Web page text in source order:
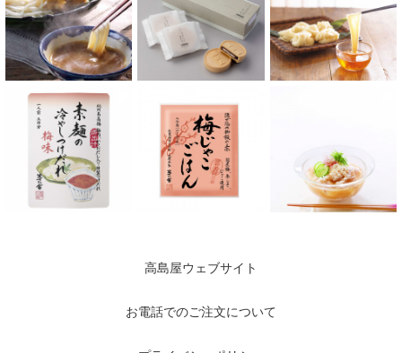
高島屋ウェブサイト
お電話でのご注文について